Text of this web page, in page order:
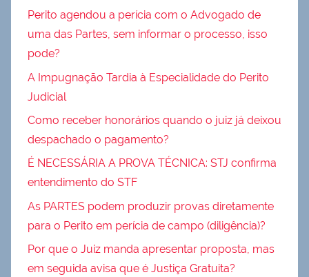
Perito agendou a perícia com o Advogado de
uma das Partes, sem informar o processo, isso
pode?
A Impugnação Tardia à Especialidade do Perito
Judicial
Como receber honorários quando o juiz já deixou
despachado o pagamento?
É NECESSÁRIA A PROVA TÉCNICA: STJ confirma
entendimento do STF
As PARTES podem produzir provas diretamente
para o Perito em perícia de campo (diligência)?
Por que o Juiz manda apresentar proposta, mas
em seguida avisa que é Justiça Gratuita?